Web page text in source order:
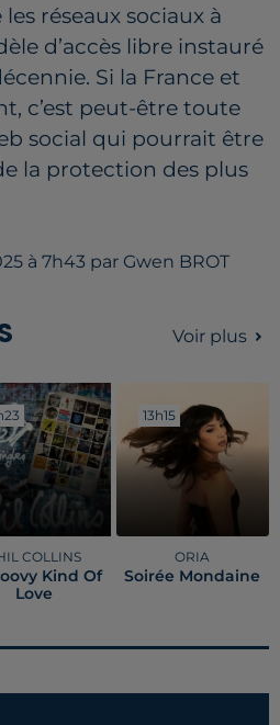
réseaux sociaux à
d’accès libre instauré
Si la France et
c’est peut-être toute
social qui pourrait être
la protection des plus
à 7h43 par Gwen BROT
Voir plus
COLLINS
Kind Of
Love
13h15
13h15
ORIA
Soirée Mondaine